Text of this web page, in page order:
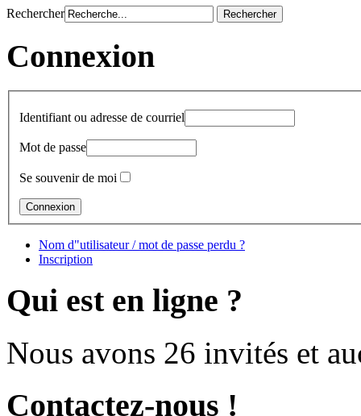
Rechercher
Connexion
Identifiant ou adresse de courriel
Mot de passe
Se souvenir de moi
Nom d"utilisateur / mot de passe perdu ?
Inscription
Qui est en ligne ?
Nous avons 26 invités et
Contactez-nous !